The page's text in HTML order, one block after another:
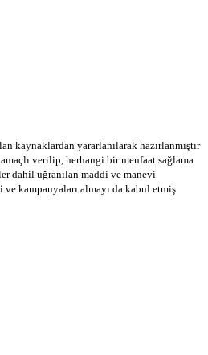
kaynaklardan yararlanılarak hazırlanmıştır
verilip, herhangi bir menfaat sağlama
dahil uğranılan maddi ve manevi
kampanyaları almayı da kabul etmiş